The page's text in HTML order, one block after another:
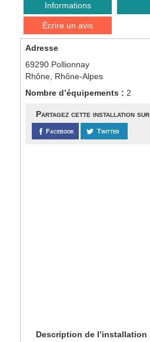
Informations
Écrire un avis
Adresse
69290 Pollionnay
Rhône, Rhône-Alpes
Nombre d’équipements : 2
Partagez cette installation sur
Facebook Twitter
Description de l’installation